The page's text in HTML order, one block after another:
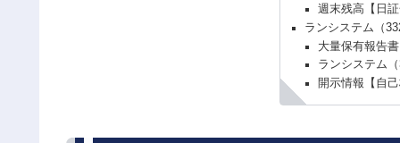
週末残高【日
ランシステム（
大量保有報告
ランシステム
開示情報【自